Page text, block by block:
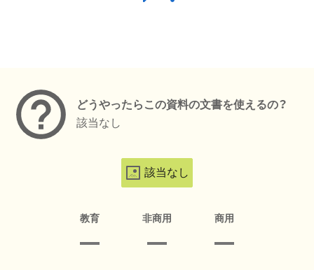
どうやったらこの資料の文書を使えるの？
該当なし
該当なし
教育 非商用 商用